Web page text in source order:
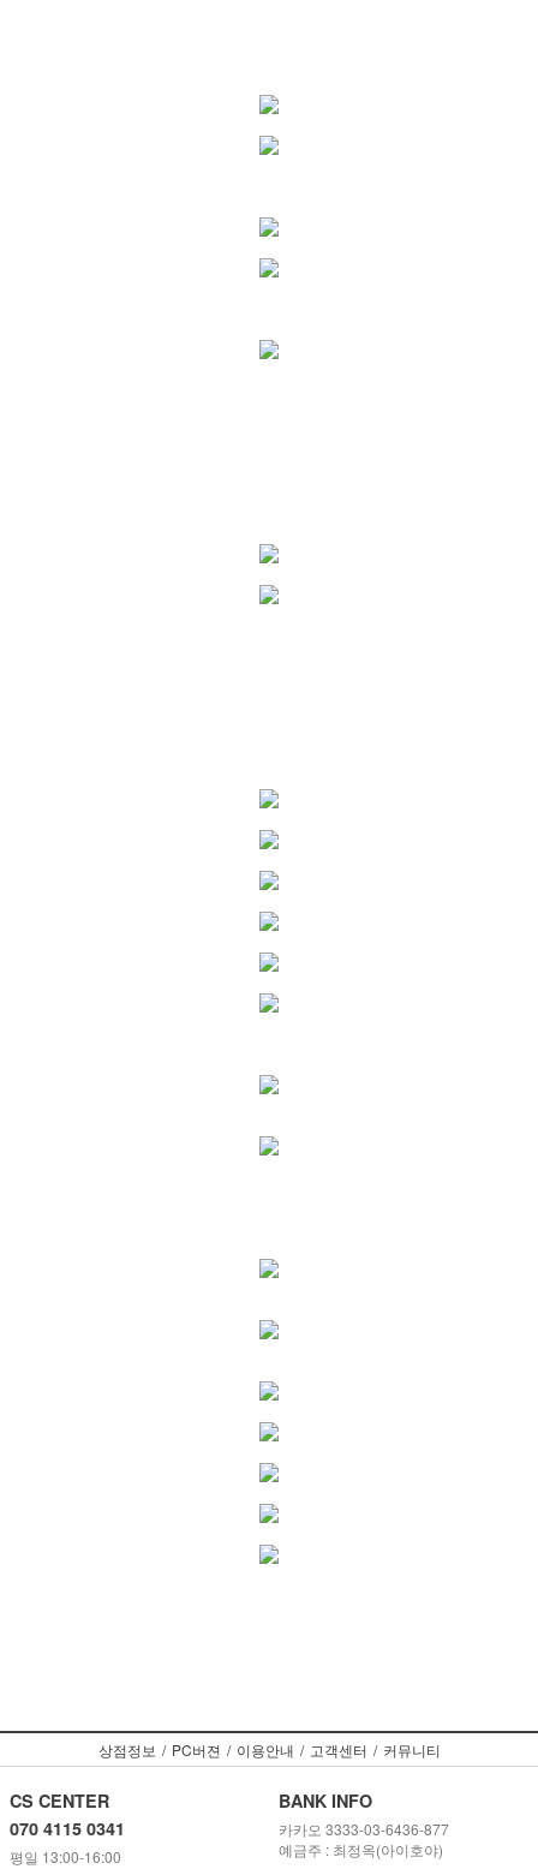
상점정보 / PC버젼 / 이용안내 / 고객센터 / 커뮤니티
CS CENTER
070 4115 0341
평일 13:00-16:00
BANK INFO
카카오 3333-03-6436-877
예금주 : 최정옥(아이호야)